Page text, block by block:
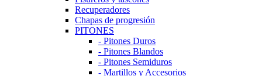
Recuperadores
Chapas de progresión
PITONES
- Pitones Duros
- Pitones Blandos
- Pitones Semiduros
- Martillos y Accesorios